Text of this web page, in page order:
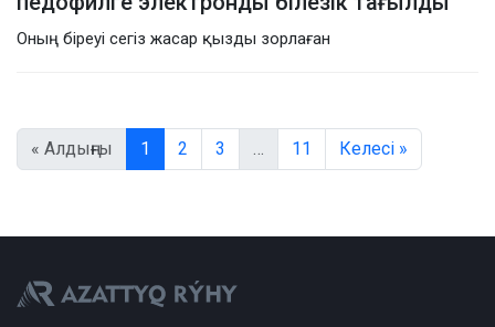
Оның біреуі сегіз жасар қызды зорлаған
« Алдыңғы 1 2 3 11 Келесі »